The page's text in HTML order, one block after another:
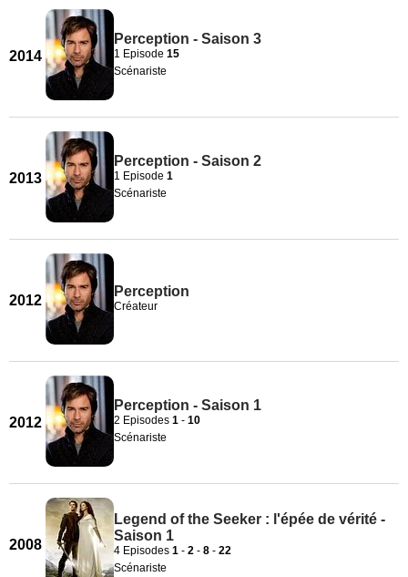
2014
Perception - Saison 3
1 Episode 15
Scénariste
2013
Perception - Saison 2
1 Episode 1
Scénariste
2012
Perception
Créateur
2012
Perception - Saison 1
2 Episodes 1 - 10
Scénariste
2008
Legend of the Seeker : l'épée de vérité -
Saison 1
4 Episodes 1 - 2 - 8 - 22
Scénariste